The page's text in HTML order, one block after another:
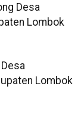
Desa
Lombok
Lombok